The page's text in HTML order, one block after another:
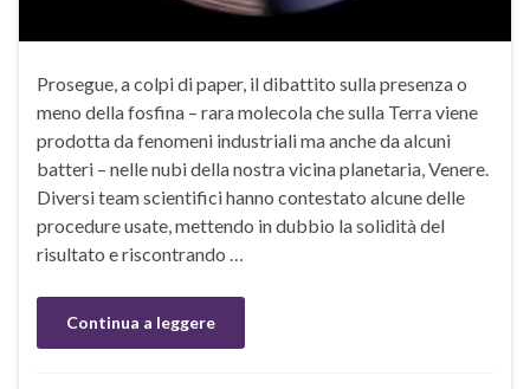
Prosegue, a colpi di paper, il dibattito sulla presenza o
meno della fosfina – rara molecola che sulla Terra viene
prodotta da fenomeni industriali ma anche da alcuni
batteri – nelle nubi della nostra vicina planetaria, Venere.
Diversi team scientifici hanno contestato alcune delle
procedure usate, mettendo in dubbio la solidità del
risultato e riscontrando …
Continua a leggere